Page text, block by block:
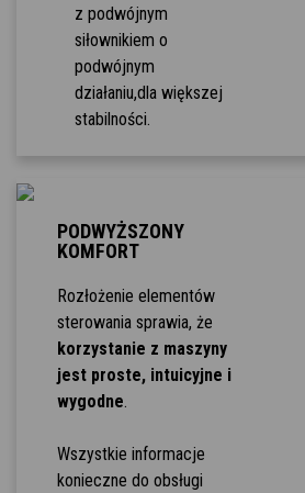
z podwójnym
siłownikiem o
podwójnym
działaniu,dla większej
stabilności.
PODWYŻSZONY
KOMFORT
Rozłożenie elementów
sterowania sprawia, że
korzystanie z maszyny
jest proste, intuicyjne i
wygodne.
Wszystkie informacje
konieczne do obsługi